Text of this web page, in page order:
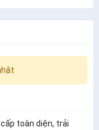
toàn diện, trải